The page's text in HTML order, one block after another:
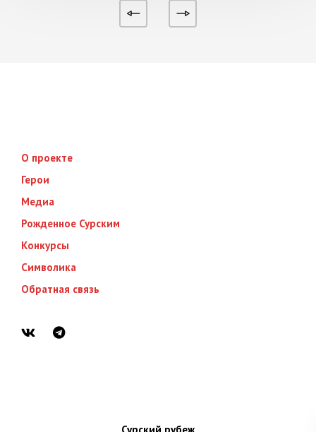
О проекте
Герои
Медиа
Рожденное Сурским
Конкурсы
Символика
Обратная связь
Сурский рубеж